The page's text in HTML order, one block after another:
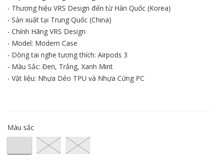
- Thương hiệu VRS Design đến từ Hàn Quốc (Korea)
- Sản xuất tại Trung Quốc (China)
- Chính Hãng VRS Design
- Model: Modern Case
- Dòng tai nghe tương thích: Airpods 3
- Màu Sắc: Đen, Trắng, Xanh Mint
- Vật liệu: Nhựa Dẻo TPU và Nhựa Cứng PC
Màu sắc